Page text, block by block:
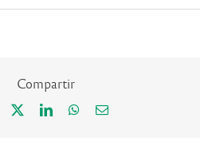
Compartir
Facebook LinkedInWhatsApp
Correo